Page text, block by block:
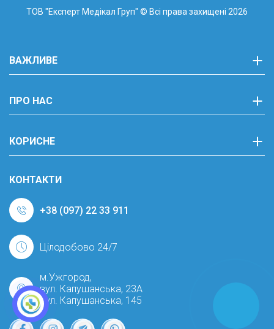
ТОВ "Експерт Медікал Груп" © Всі права захищені 2026
ВАЖЛИВЕ
ПРО НАС
КОРИСНЕ
КОНТАКТИ
+38 (097) 22 33 911
Цілодобово 24/7
м.Ужгород,
вул. Капушанська, 23А
вул. Капушанська, 145